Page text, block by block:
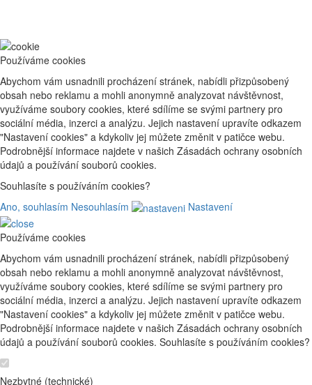
Používáme cookies
Abychom vám usnadnili procházení stránek, nabídli přizpůsobený
obsah nebo reklamu a mohli anonymně analyzovat návštěvnost,
využíváme soubory cookies, které sdílíme se svými partnery pro
sociální média, inzerci a analýzu. Jejich nastavení upravíte odkazem
"Nastavení cookies" a kdykoliv jej můžete změnit v patičce webu.
Podrobnější informace najdete v našich Zásadách ochrany osobních
údajů a používání souborů cookies.
Souhlasíte s používáním cookies?
Ano, souhlasím Nesouhlasím Nastavení
Používáme cookies
Abychom vám usnadnili procházení stránek, nabídli přizpůsobený
obsah nebo reklamu a mohli anonymně analyzovat návštěvnost,
využíváme soubory cookies, které sdílíme se svými partnery pro
sociální média, inzerci a analýzu. Jejich nastavení upravíte odkazem
"Nastavení cookies" a kdykoliv jej můžete změnit v patičce webu.
Podrobnější informace najdete v našich Zásadách ochrany osobních
údajů a používání souborů cookies. Souhlasíte s používáním cookies?
Nezbytné (technické)